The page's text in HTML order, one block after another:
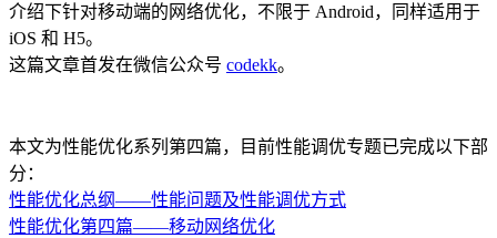
介绍下针对移动端的网络优化，不限于 Android，同样适用于
iOS 和 H5。
这篇文章首发在微信公众号 codekk。
本文为性能优化系列第四篇，目前性能调优专题已完成以下部
分：
性能优化总纲——性能问题及性能调优方式
性能优化第四篇——移动网络优化